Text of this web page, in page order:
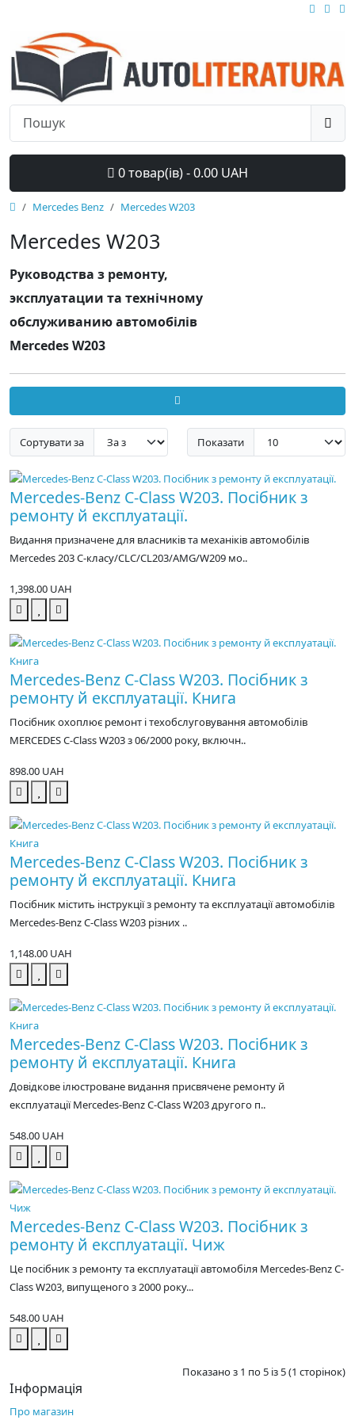
0 товар(ів) - 0.00 UAH
Mercedes Benz Mercedes W203
Mercedes W203
Руководства з ремонту,
эксплуатации та технічному
обслуживанию автомобілів
Mercedes W203
Сортувати за Показати
Mercedes-Benz C-Class W203. Посібник з
ремонту й експлуатації.
Видання призначене для власників та механіків автомобілів
Mercedes 203 C-класу/CLC/CL203/AMG/W209 мо..
1,398.00 UAH
Mercedes-Benz C-Class W203. Посібник з
ремонту й експлуатації. Книга
Посібник охоплює ремонт і техобслуговування автомобілів
MERCEDES C-Class W203 з 06/2000 року, включн..
898.00 UAH
Mercedes-Benz C-Class W203. Посібник з
ремонту й експлуатації. Книга
Посібник містить інструкції з ремонту та експлуатації автомобілів
Mercedes-Benz C-Class W203 різних ..
1,148.00 UAH
Mercedes-Benz C-Class W203. Посібник з
ремонту й експлуатації. Книга
Довідкове ілюстроване видання присвячене ремонту й
експлуатації Mercedes-Benz C-Class W203 другого п..
548.00 UAH
Mercedes-Benz C-Class W203. Посібник з
ремонту й експлуатації. Чиж
Це посібник з ремонту та експлуатації автомобіля Mercedes-Benz C-
Class W203, випущеного з 2000 року...
548.00 UAH
Показано з 1 по 5 із 5 (1 сторінок)
Інформація
Про магазин